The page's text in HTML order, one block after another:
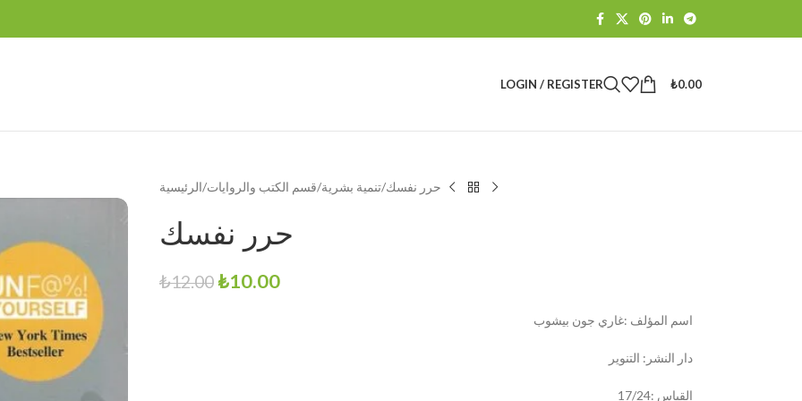
LOGIN / REGISTER ₺0.00
الرئيسية قسم الكتب والروايات تنمية بشرية حرر نفسك
حرر نفسك
₺12.00 ₺10.00
اسم المؤلف :غاري جون بيشوب
دار النشر: التنوير
القياس :17/24